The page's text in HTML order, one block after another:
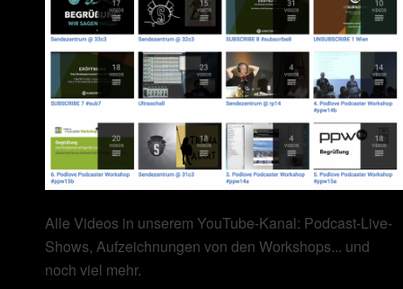
Alle Videos in unserem YouTube-Kanal: Podcast-Live-
Shows, Aufzeichnungen von den Workshops... und
noch viel mehr.